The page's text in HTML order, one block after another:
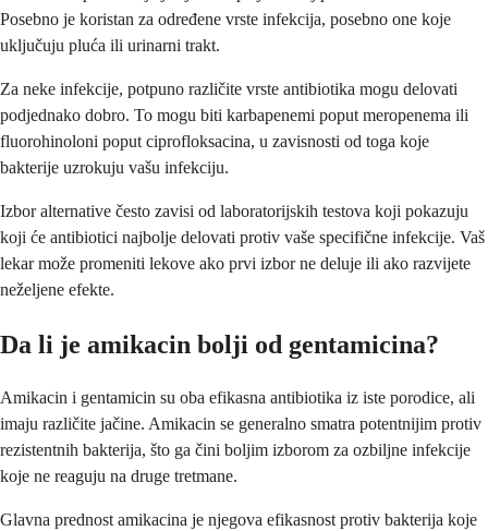
Posebno je koristan za određene vrste infekcija, posebno one koje
uključuju pluća ili urinarni trakt.
Za neke infekcije, potpuno različite vrste antibiotika mogu delovati
podjednako dobro. To mogu biti karbapenemi poput meropenema ili
fluorohinoloni poput ciprofloksacina, u zavisnosti od toga koje
bakterije uzrokuju vašu infekciju.
Izbor alternative često zavisi od laboratorijskih testova koji pokazuju
koji će antibiotici najbolje delovati protiv vaše specifične infekcije. Vaš
lekar može promeniti lekove ako prvi izbor ne deluje ili ako razvijete
neželjene efekte.
Da li je amikacin bolji od gentamicina?
Amikacin i gentamicin su oba efikasna antibiotika iz iste porodice, ali
imaju različite jačine. Amikacin se generalno smatra potentnijim protiv
rezistentnih bakterija, što ga čini boljim izborom za ozbiljne infekcije
koje ne reaguju na druge tretmane.
Glavna prednost amikacina je njegova efikasnost protiv bakterija koje